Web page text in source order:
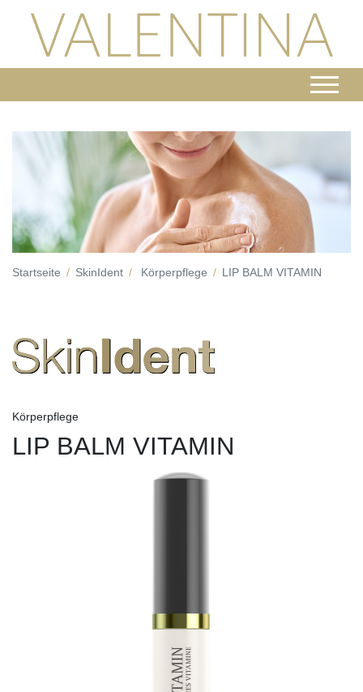
Startseite SkinIdent Körperpflege LIP BALM VITAMIN
Körperpflege
LIP BALM VITAMIN